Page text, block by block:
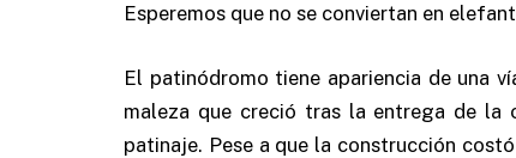
Esperemos que no se conviertan en
El patinódromo tiene apariencia de una
maleza que creció tras la entrega de la
patinaje. Pese a que la construcción